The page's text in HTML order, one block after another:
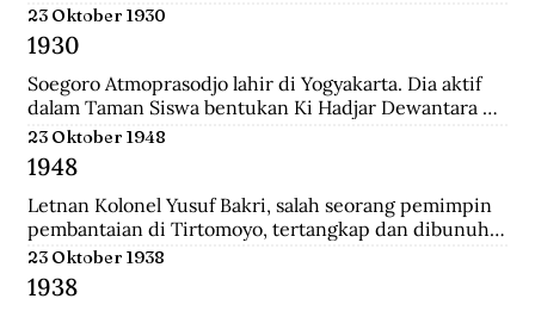
23 Oktober 1930
1930
Soegoro Atmoprasodjo lahir di Yogyakarta. Dia aktif
dalam Taman Siswa bentukan Ki Hadjar Dewantara
dan aktivis Partai Indonesia (Partindo). Pada 1935, dia
dibuang ke Digul, Tanah Merah, Papua, dengan
tuduhan terlibat pemberontakan Partai Komunis
Indonesia terhadap Belanda pada 1926/1927 di Jawa
Tengah.
23 Oktober 1948
1948
Letnan Kolonel Yusuf Bakri, salah seorang pemimpin
pembantaian di Tirtomoyo, tertangkap dan dibunuh
di Wonogiri.
23 Oktober 1938
1938